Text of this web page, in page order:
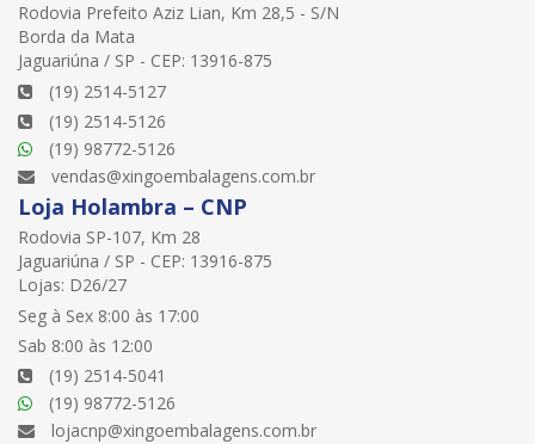
Rodovia Prefeito Aziz Lian, Km 28,5 - S/N
Borda da Mata
Jaguariúna / SP - CEP: 13916-875
(19) 2514-5127
(19) 2514-5126
(19) 98772-5126
vendas@xingoembalagens.com.br
Loja Holambra – CNP
Rodovia SP-107, Km 28
Jaguariúna / SP - CEP: 13916-875
Lojas: D26/27
Seg à Sex 8:00 às 17:00
Sab 8:00 às 12:00
(19) 2514-5041
(19) 98772-5126
lojacnp@xingoembalagens.com.br